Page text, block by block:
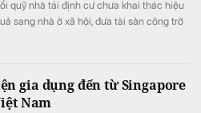
quỹ nhà tái định cư chưa khai thác hiệu
sang nhà ở xã hội, đưa tài sản công trở
gia dụng đến từ Singapore
Nam